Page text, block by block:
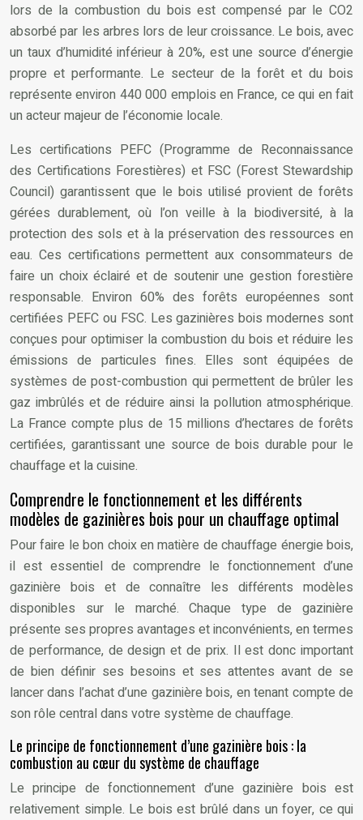
lors de la combustion du bois est compensé par le CO2
absorbé par les arbres lors de leur croissance. Le bois, avec
un taux d’humidité inférieur à 20%, est une source d’énergie
propre et performante. Le secteur de la forêt et du bois
représente environ 440 000 emplois en France, ce qui en fait
un acteur majeur de l’économie locale.
Les certifications PEFC (Programme de Reconnaissance
des Certifications Forestières) et FSC (Forest Stewardship
Council) garantissent que le bois utilisé provient de forêts
gérées durablement, où l’on veille à la biodiversité, à la
protection des sols et à la préservation des ressources en
eau. Ces certifications permettent aux consommateurs de
faire un choix éclairé et de soutenir une gestion forestière
responsable. Environ 60% des forêts européennes sont
certifiées PEFC ou FSC. Les gazinières bois modernes sont
conçues pour optimiser la combustion du bois et réduire les
émissions de particules fines. Elles sont équipées de
systèmes de post-combustion qui permettent de brûler les
gaz imbrûlés et de réduire ainsi la pollution atmosphérique.
La France compte plus de 15 millions d’hectares de forêts
certifiées, garantissant une source de bois durable pour le
chauffage et la cuisine.
Comprendre le fonctionnement et les différents
modèles de gazinières bois pour un chauffage optimal
Pour faire le bon choix en matière de chauffage énergie bois,
il est essentiel de comprendre le fonctionnement d’une
gazinière bois et de connaître les différents modèles
disponibles sur le marché. Chaque type de gazinière
présente ses propres avantages et inconvénients, en termes
de performance, de design et de prix. Il est donc important
de bien définir ses besoins et ses attentes avant de se
lancer dans l’achat d’une gazinière bois, en tenant compte de
son rôle central dans votre système de chauffage.
Le principe de fonctionnement d’une gazinière bois : la
combustion au cœur du système de chauffage
Le principe de fonctionnement d’une gazinière bois est
relativement simple. Le bois est brûlé dans un foyer, ce qui